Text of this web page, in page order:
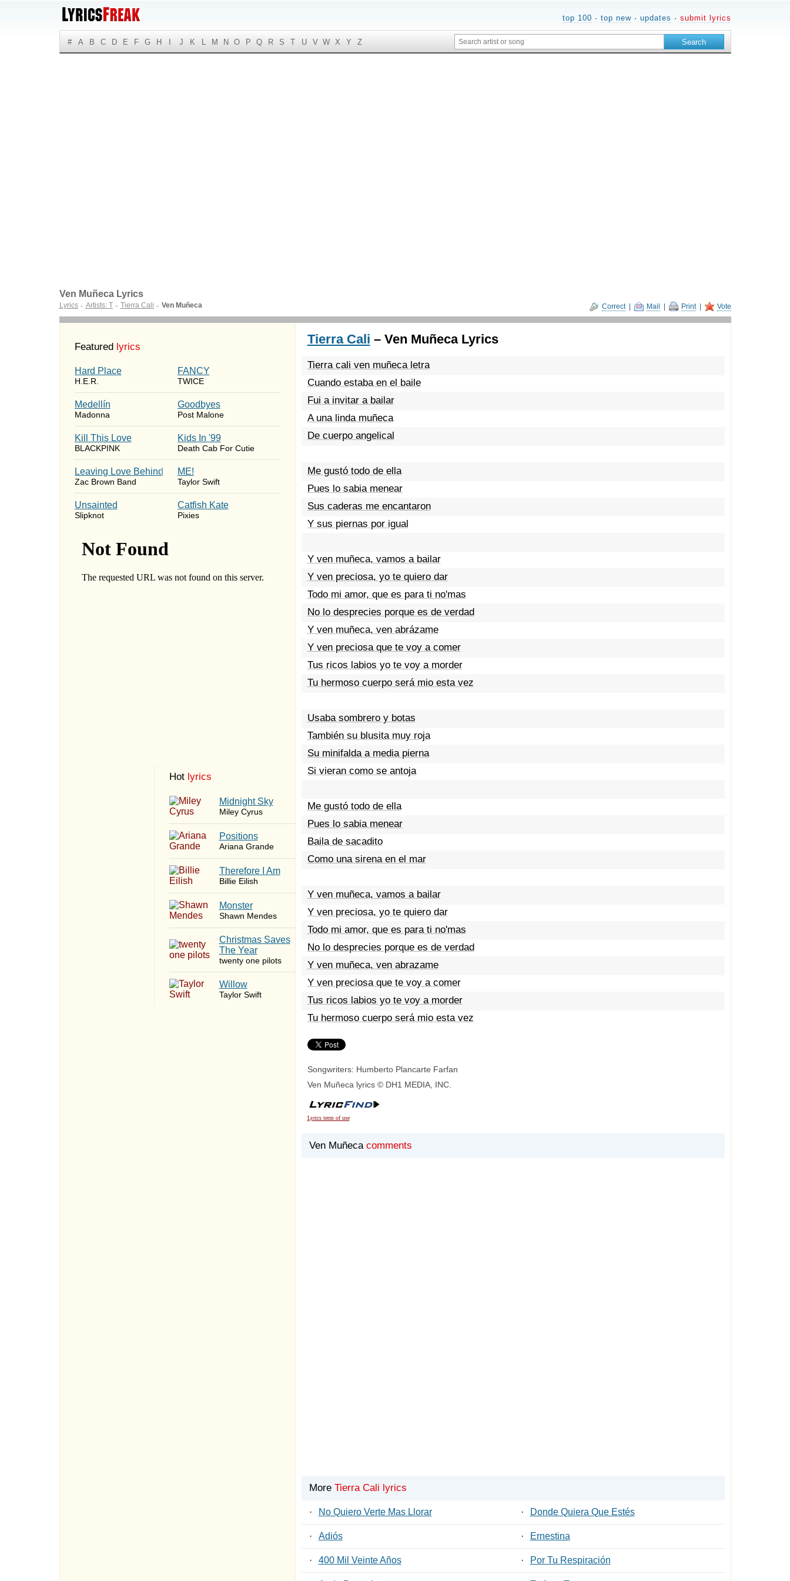
top 100 · top new· updates · submit lyrics
# A B C D E F G H J K L M N O P Q R S T U V W X Y Z
Correct| Mail Print| Vote
Ven Muñeca Lyrics
Lyrics ► Artists: T ► Tierra Cali ► Ven Muñeca
Featured lyrics
Hard Place
H.E.R.
FANCY
TWICE
Medellín
Madonna
Goodbyes
Post Malone
Kill This Love
BLACKPINK
Kids In '99
Death Cab For Cutie
Leaving Love Behind
Zac Brown Band
ME!
Taylor Swift
Unsainted
Slipknot
Catfish Kate
Pixies
Hot lyrics
Midnight Sky
Miley Cyrus
​Positions
Ariana Grande
Therefore I Am
Billie Eilish
Monster
Shawn Mendes
Christmas Saves
The Year
twenty one pilots
Willow
Taylor Swift
Tierra Cali – Ven Muñeca Lyrics
Tierra cali ven muñeca letra
Cuando estaba en el baile
Fui a invitar a bailar
A una linda muñeca
De cuerpo angelical
Me gustó todo de ella
Pues lo sabia menear
Sus caderas me encantaron
Y sus piernas por igual
Y ven muñeca, vamos a bailar
Y ven preciosa, yo te quiero dar
Todo mi amor, que es para ti no'mas
No lo desprecies porque es de verdad
Y ven muñeca, ven abrázame
Y ven preciosa que te voy a comer
Tus ricos labios yo te voy a morder
Tu hermoso cuerpo será mio esta vez
Usaba sombrero y botas
También su blusita muy roja
Su minifalda a media pierna
Si vieran como se antoja
Me gustó todo de ella
Pues lo sabia menear
Baila de sacadito
Como una sirena en el mar
Y ven muñeca, vamos a bailar
Y ven preciosa, yo te quiero dar
Todo mi amor, que es para ti no'mas
No lo desprecies porque es de verdad
Y ven muñeca, ven abrazame
Y ven preciosa que te voy a comer
Tus ricos labios yo te voy a morder
Tu hermoso cuerpo será mio esta vez
Songwriters: Humberto Plancarte Farfan
Ven Muñeca lyrics © DH1 MEDIA, INC.
Lyrics term of use
Ven Muñeca comments
More Tierra Cali lyrics
· No Quiero Verte Mas Llorar · Donde Quiera Que Estés
· Adiós · Ernestina
· 400 Mil Veinte Años · Por Tu Respiración